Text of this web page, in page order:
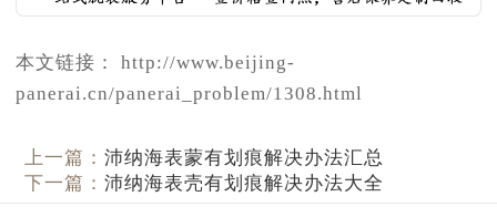
本文链接： http://www.beijing-
panerai.cn/panerai_problem/1308.html
上一篇：沛纳海表蒙有划痕解决办法汇总
下一篇：沛纳海表壳有划痕解决办法大全